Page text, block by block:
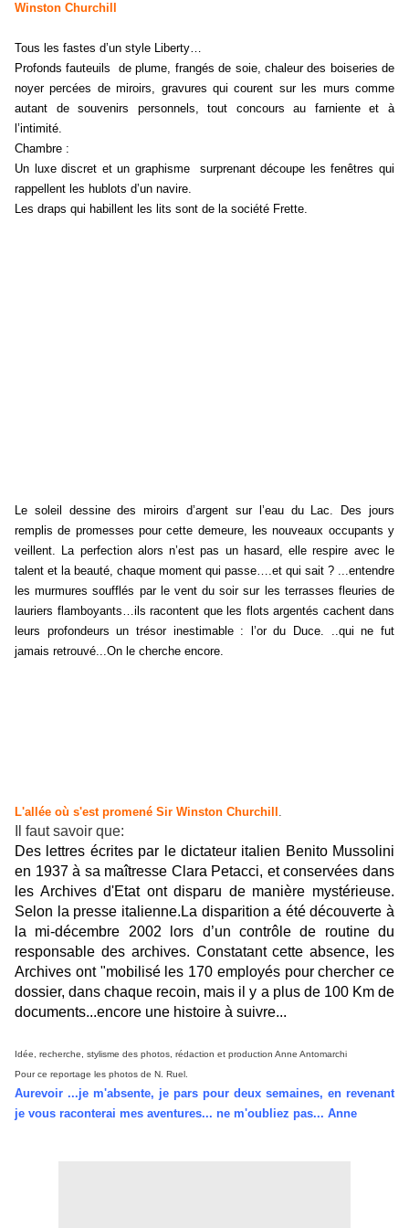
Winston Churchill
Tous les fastes d’un style Liberty…
Profonds fauteuils de plume, frangés de soie, chaleur des boiseries de
noyer percées de miroirs, gravures qui courent sur les murs comme
autant de souvenirs personnels, tout concours au farniente et à
l’intimité.
Chambre :
Un luxe discret et un graphisme surprenant découpe les fenêtres qui
rappellent les hublots d’un navire.
Les draps qui habillent les lits sont de la société Frette.
Le soleil dessine des miroirs d’argent sur l’eau du Lac. Des jours
remplis de promesses pour cette demeure, les nouveaux occupants y
veillent. La perfection alors n’est pas un hasard, elle respire avec le
talent et la beauté, chaque moment qui passe….et qui sait ? ...entendre
les murmures soufflés par le vent du soir sur les terrasses fleuries de
lauriers flamboyants…ils racontent que les flots argentés cachent dans
leurs profondeurs un trésor inestimable : l’or du Duce. ..qui ne fut
jamais retrouvé...On le cherche encore.
L'allée où s'est promené Sir Winston Churchill .
Il faut savoir que:
Des lettres écrites par le dictateur italien Benito Mussolini
en 1937 à sa maîtresse Clara Petacci, et conservées dans
les Archives d'Etat ont disparu de manière mystérieuse.
Selon la presse italienne. La disparition a été découverte à
la mi-décembre 2002 lors d’un contrôle de routine du
responsable des archives. Constatant cette absence, les
Archives ont "mobilisé les 170 employés pour chercher ce
dossier, dans chaque recoin, mais il y a plus de 100 Km de
documents...encore une histoire à suivre...
Idée, recherche, stylisme des photos, rédaction et production Anne Antomarchi
Pour ce reportage les photos de N. Ruel.
Aurevoir ...je m'absente, je pars pour deux semaines, en revenant
je vous raconterai mes aventures... ne m'oubliez pas... Anne